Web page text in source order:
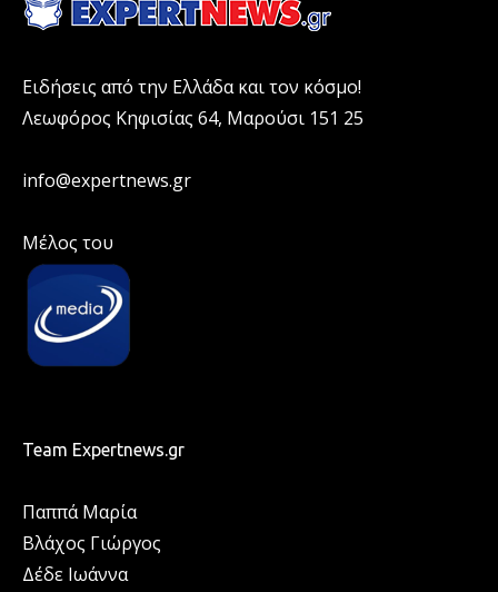
Ειδήσεις από την Ελλάδα και τον κόσμο!
Λεωφόρος Κηφισίας 64, Μαρούσι 151 25
info@expertnews.gr
Μέλος του
Team Expertnews.gr
Παππά Μαρία
Βλάχος Γιώργος
Δέδε Ιωάννα